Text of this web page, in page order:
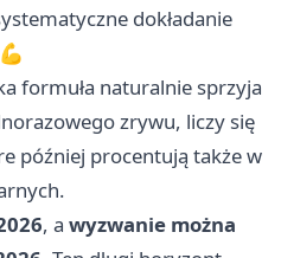
dokładanie
formuła naturalnie sprzyja
zrywu, liczy się
później procentują także w
, a wyzwanie można